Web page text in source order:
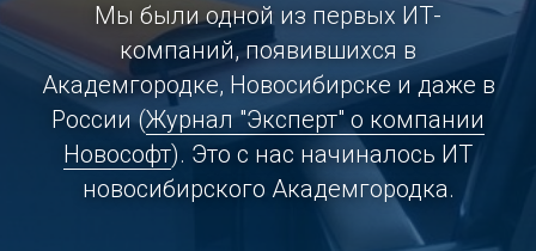
Мы были одной из первых ИТ-
компаний, появившихся в
Академгородке, Новосибирске и даже в
России (Журнал "Эксперт" о компании
Новософт). Это с нас начиналось ИТ
новосибирского Академгородка.